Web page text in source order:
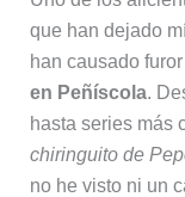
que han dejado
han causado
en Peñíscola.
hasta series más
chiringuito de
no he visto ni un